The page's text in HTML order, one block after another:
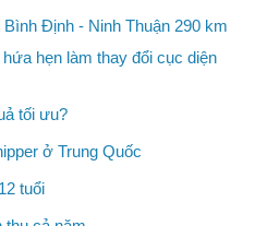
Định - Ninh Thuận 290 km
hẹn làm thay đổi cục diện
tối ưu?
ở Trung Quốc
tuổi